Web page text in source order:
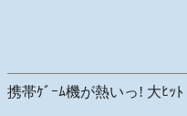
携帯ｹﾞｰﾑ機が熱いっ! 大ﾋｯﾄ